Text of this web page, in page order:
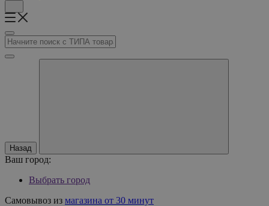
Назад
Ваш город:
Выбрать город
Самовывоз из магазина от 30 минут